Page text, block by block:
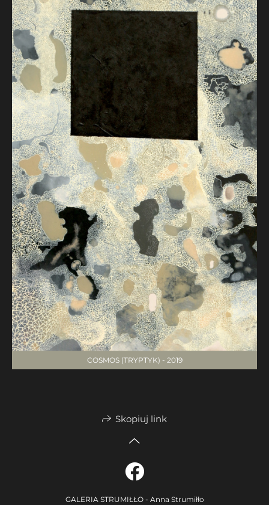
COSMOS (TRYPTYK) - 2019
Skopiuj link
GALERIA STRUMIŁŁO - Anna Strumiłło